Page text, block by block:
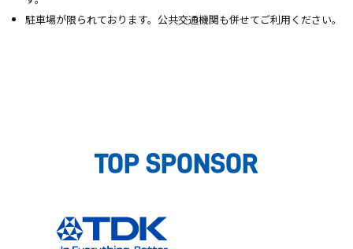
駐車場が限られております。公共交通機関も併せてご利用ください。
TOP SPONSOR